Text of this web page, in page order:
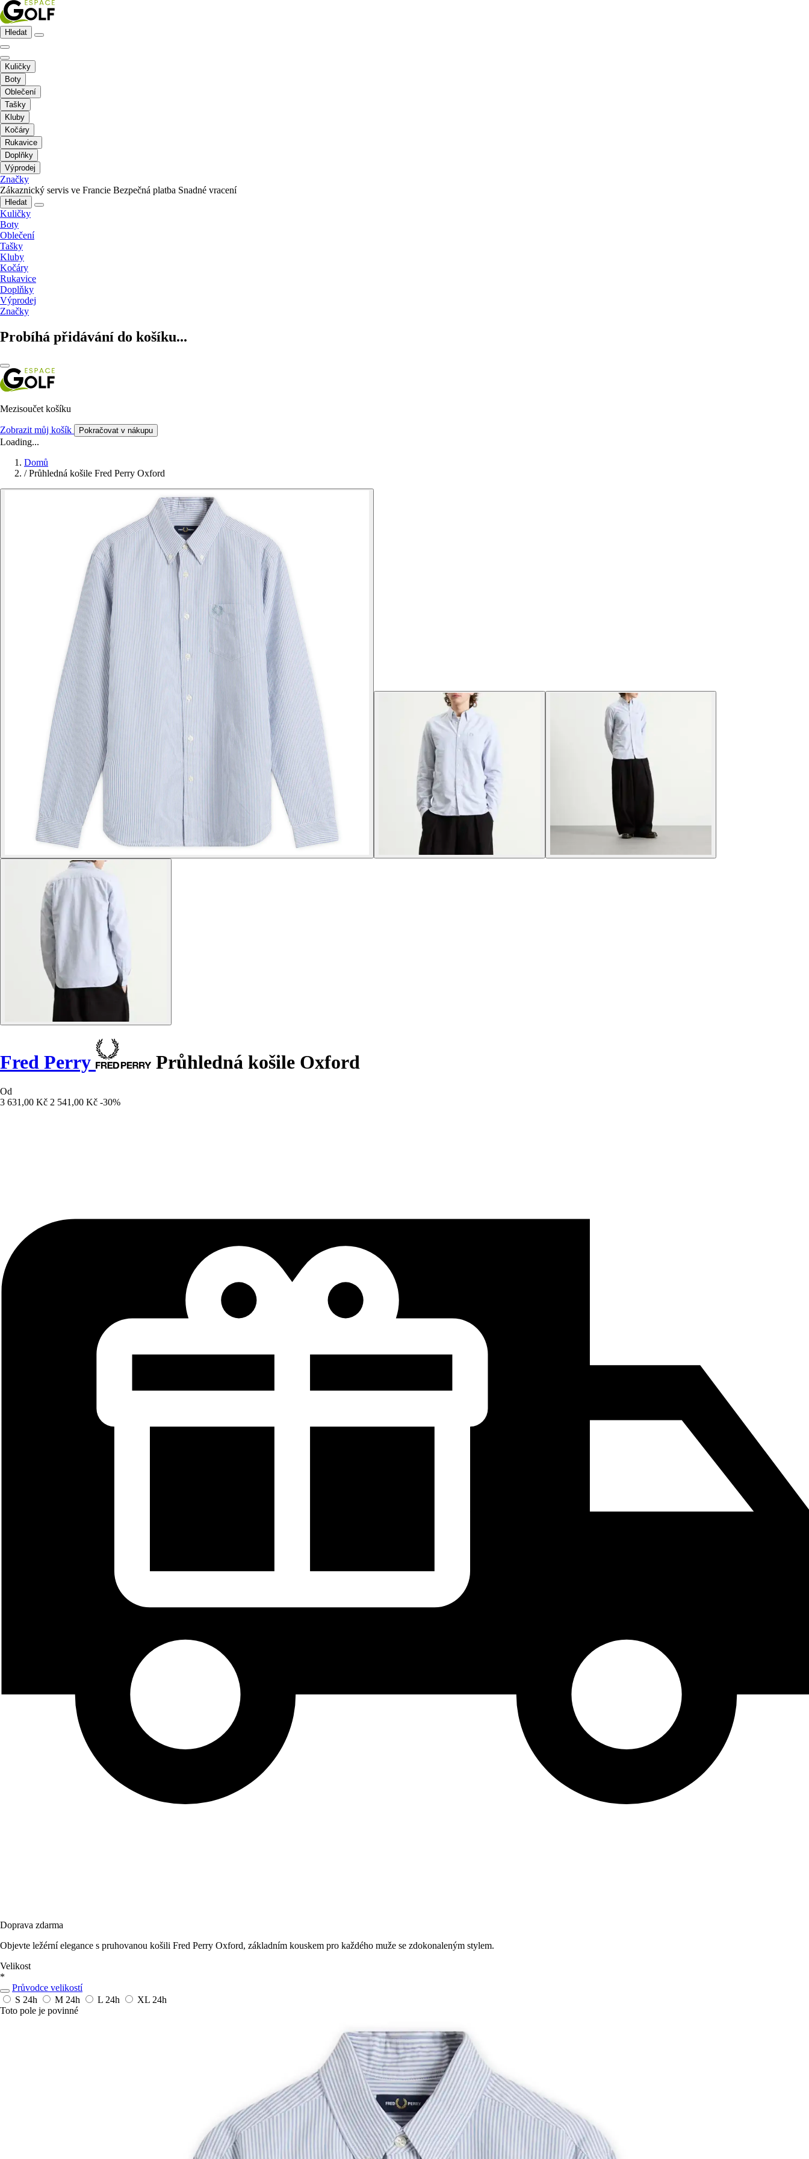
Hledat
Kuličky
Boty
Oblečení
Tašky
Kluby
Kočáry
Rukavice
Doplňky
Výprodej
Značky
Zákaznický servis ve Francie Bezpečná platba Snadné vracení
Hledat
Kuličky
Boty
Oblečení
Tašky
Kluby
Kočáry
Rukavice
Doplňky
Výprodej
Značky
Probíhá přidávání do košíku...
Mezisoučet košíku
Zobrazit můj košík Pokračovat v nákupu
Loading...
Domů
/ Průhledná košile Fred Perry Oxford
Fred Perry Průhledná košile Oxford
Od
3 631,00 Kč 2 541,00 Kč -30%
Doprava zdarma
Objevte ležérní elegance s pruhovanou košili Fred Perry Oxford, základním kouskem pro každého muže se zdokonaleným stylem.
Velikost
*
Průvodce velikostí
S 24h M 24h L 24h XL 24h
Toto pole je povinné